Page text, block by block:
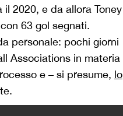
2020, e da allora Toney
63 gol segnati.
personale: pochi giorni
Associations in materia
e – si presume, lo